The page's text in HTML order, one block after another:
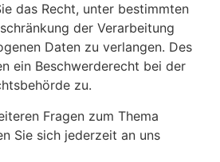
das Recht, unter bestimmten
der Verarbeitung
Daten zu verlangen. Des
ein Beschwerderecht bei der
zu.
Fragen zum Thema
Sie sich jederzeit an uns